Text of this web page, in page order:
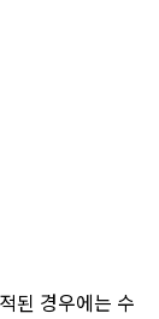
된 경우에는 수